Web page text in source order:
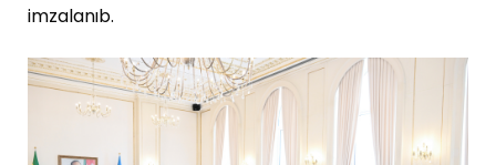
imzalanıb.